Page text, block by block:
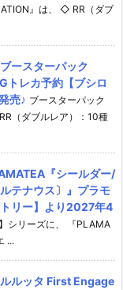
』は、 ◇ RR（ダブ
ースターパック
トレカ予約【ブシロ
売♪ ブースターパック
（ダブルレア）：10種
『シールダー/
テナウス〕』プラモ
リー】より2027年4
シリーズに、 『PLAMA
...
ルルッタ First Engage